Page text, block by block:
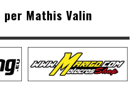
per Mathis Valin